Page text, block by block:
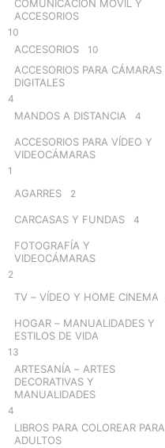
COMUNICACIÓN MÓVIL Y
ACCESORIOS
10
ACCESORIOS 10
ACCESORIOS PARA CÁMARAS
DIGITALES
4
MANDOS A DISTANCIA 4
ACCESORIOS PARA VÍDEO Y
VIDEOCÁMARAS
1
AGARRES 2
CARCASAS Y FUNDAS 4
FOTOGRAFÍA Y
VIDEOCÁMARAS
2
TV – VÍDEO Y HOME CINEMA
HOGAR – MANUALIDADES Y
ESTILOS DE VIDA
13
ARTESANÍA – ARTES
DECORATIVAS Y
MANUALIDADES
4
LIBROS PARA COLOREAR PARA
ADULTOS